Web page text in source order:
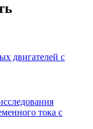
двигателей с
тока с